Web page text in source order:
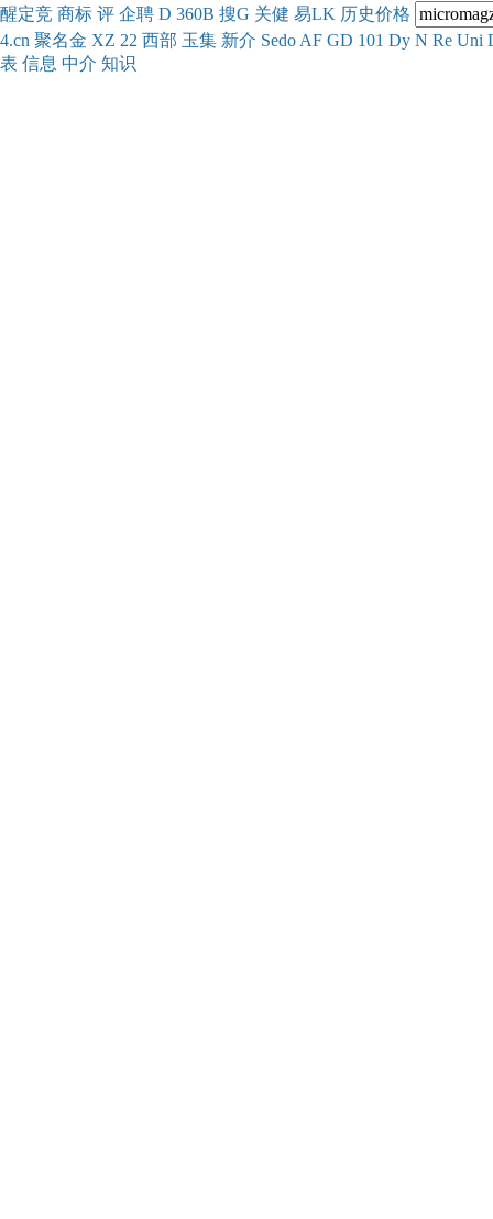
醒定竞 商标 评 企聘 D 360B 搜G 关健 易LK 历史价格
4.cn 聚名金 XZ 22 西部 玉集 新介 Sedo AF GD 101 Dy N Re Uni
表 信息 中介 知识